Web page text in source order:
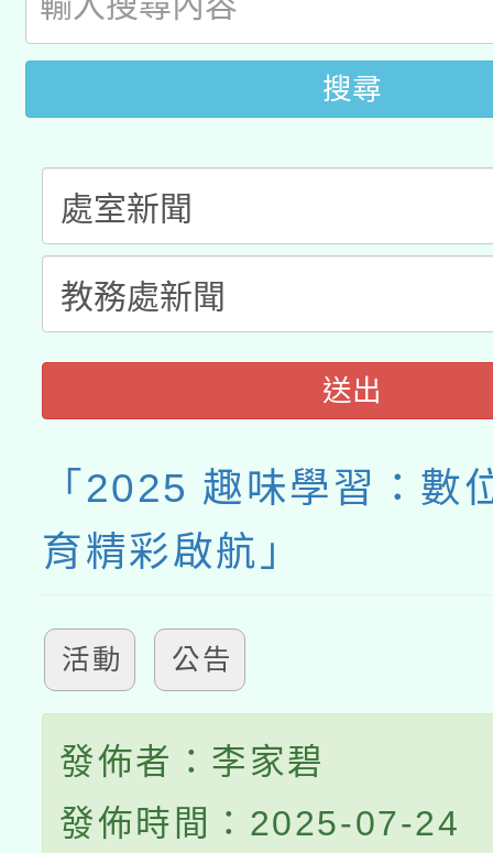
礎課程
A3數位素養講師名單
搜尋
送出
「2025 趣味學習：數
育精彩啟航」
活動 公告
發佈者：李家碧
發佈時間：2025-07-24